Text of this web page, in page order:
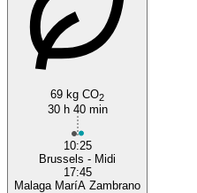
69 kg CO2
30 h 40 min
10:25
Brussels - Midi
17:45
Malaga MaríA Zambrano